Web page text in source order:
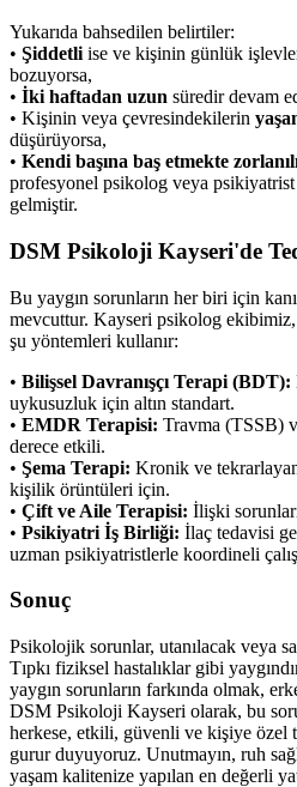
Yukarıda bahsedilen belirtiler:
• Şiddetli ise ve kişinin günlük
bozuyorsa,
• İki haftadan uzun süredir devam
• Kişinin veya çevresindekilerin
düşürüyorsa,
• Kendi başına baş etmekte
profesyonel psikolog veya psikiyatrist
gelmiştir.
DSM Psikoloji Kayseri'de
Bu yaygın sorunların her biri için
mevcuttur. Kayseri psikolog
şu yöntemleri kullanır:
• Bilişsel Davranışçı Terapi (BDT):
uykusuzluk için altın standart.
• EMDR Terapisi: Travma (TSSB)
derece etkili.
• Şema Terapi: Kronik ve
kişilik örüntüleri için.
• Çift ve Aile Terapisi: İlişki
• Psikiyatri İş Birliği: İlaç tedavisi
uzman psikiyatristlerle koordineli
Sonuç
Psikolojik sorunlar, utanılacak veya
Tıpkı fiziksel hastalıklar gibi
yaygın sorunların farkında olmak,
DSM Psikoloji Kayseri olarak, bu
herkese, etkili, güvenli ve kişiye özel
gurur duyuyoruz. Unutmayın, ruh
yaşam kalitenize yapılan en değerli